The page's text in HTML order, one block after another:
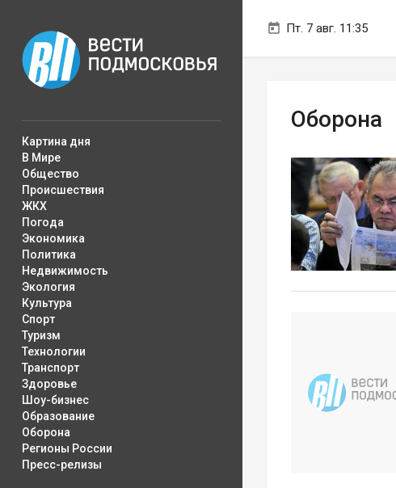
Пт. 7 авг. 11:35
Картина дня
В Мире
Общество
Происшествия
ЖКХ
Погода
Экономика
Политика
Недвижимость
Экология
Культура
Спорт
Туризм
Технологии
Транспорт
Здоровье
Шоу-бизнес
Образование
Оборона
Регионы России
Пресс-релизы
Оборона